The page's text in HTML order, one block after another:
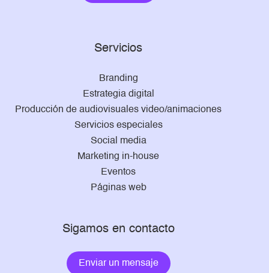
Servicios
Branding
Estrategia digital
Producción de audiovisuales video/animaciones
Servicios especiales
Social media
Marketing in-house
Eventos
Páginas web
Sigamos en contacto
Enviar un mensaje